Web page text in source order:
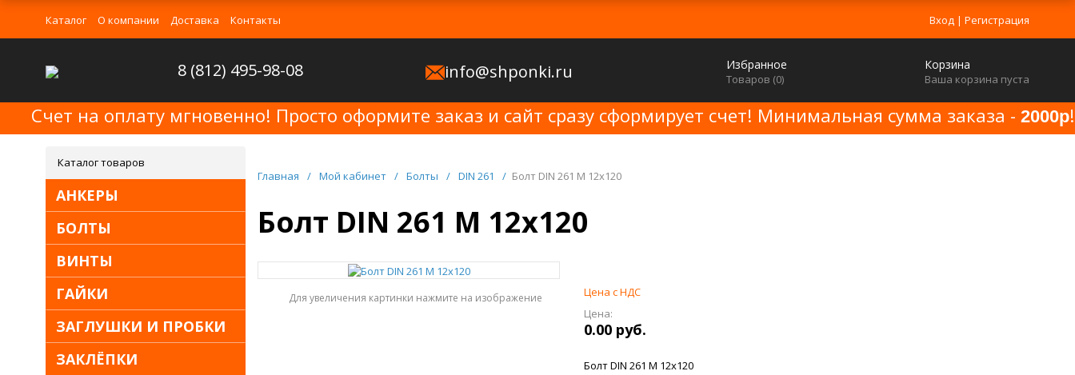
Вход | Регистрация
Каталог О компании Доставка Контакты
8 (812) 495-98-08 info@shponki.ru Избранное
Товаров (0)
Корзина
Ваша корзина пуста
Счет на оплату мгновенно! Просто оформите заказ и сайт сразу сформирует счет! Минимальная сумма заказа - 2000р!
Каталог товаров
АНКЕРЫ
БОЛТЫ
ВИНТЫ
ГАЙКИ
ЗАГЛУШКИ И ПРОБКИ
ЗАКЛЁПКИ
Главная / Мой кабинет / Болты / DIN 261 / Болт DIN 261 M 12x120
Болт DIN 261 M 12x120
Для увеличения картинки нажмите на изображение
Цена с НДС
Цена:
0.00 руб.
Болт DIN 261 M 12x120